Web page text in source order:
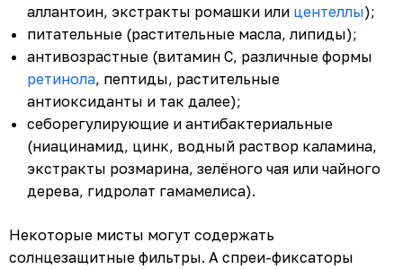
аллантоин, экстракты ромашки или центеллы);
питательные (растительные масла, липиды);
антивозрастные (витамин С, различные формы
ретинола, пептиды, растительные
антиоксиданты и так далее);
себорегулирующие и антибактериальные
(ниацинамид, цинк, водный раствор каламина,
экстракты розмарина, зелёного чая или чайного
дерева, гидролат гамамелиса).
Некоторые мисты могут содержать
солнцезащитные фильтры. А спреи-фиксаторы